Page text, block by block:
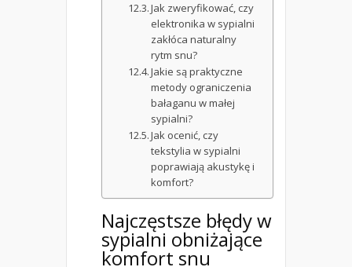
Jak zweryfikować, czy
elektronika w sypialni
zakłóca naturalny
rytm snu?
Jakie są praktyczne
metody ograniczenia
bałaganu w małej
sypialni?
Jak ocenić, czy
tekstylia w sypialni
poprawiają akustykę i
komfort?
Najczęstsze błędy w
sypialni obniżające
komfort snu